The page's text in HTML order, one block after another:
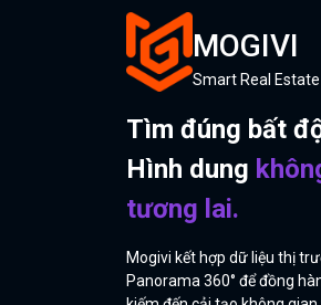
MOGIVI
Smart Real
Tìm đúng bất
Hình dung
tương lai.
Mogivi kết hợp dữ liệu thị
Panorama 360° để đồng